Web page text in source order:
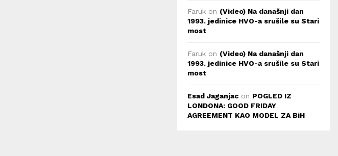
Faruk on (Video) Na današnji dan
1993. jedinice HVO-a srušile su Stari
most
Faruk on (Video) Na današnji dan
1993. jedinice HVO-a srušile su Stari
most
Esad Jaganjac on POGLED IZ
LONDONA: GOOD FRIDAY
AGREEMENT KAO MODEL ZA BiH